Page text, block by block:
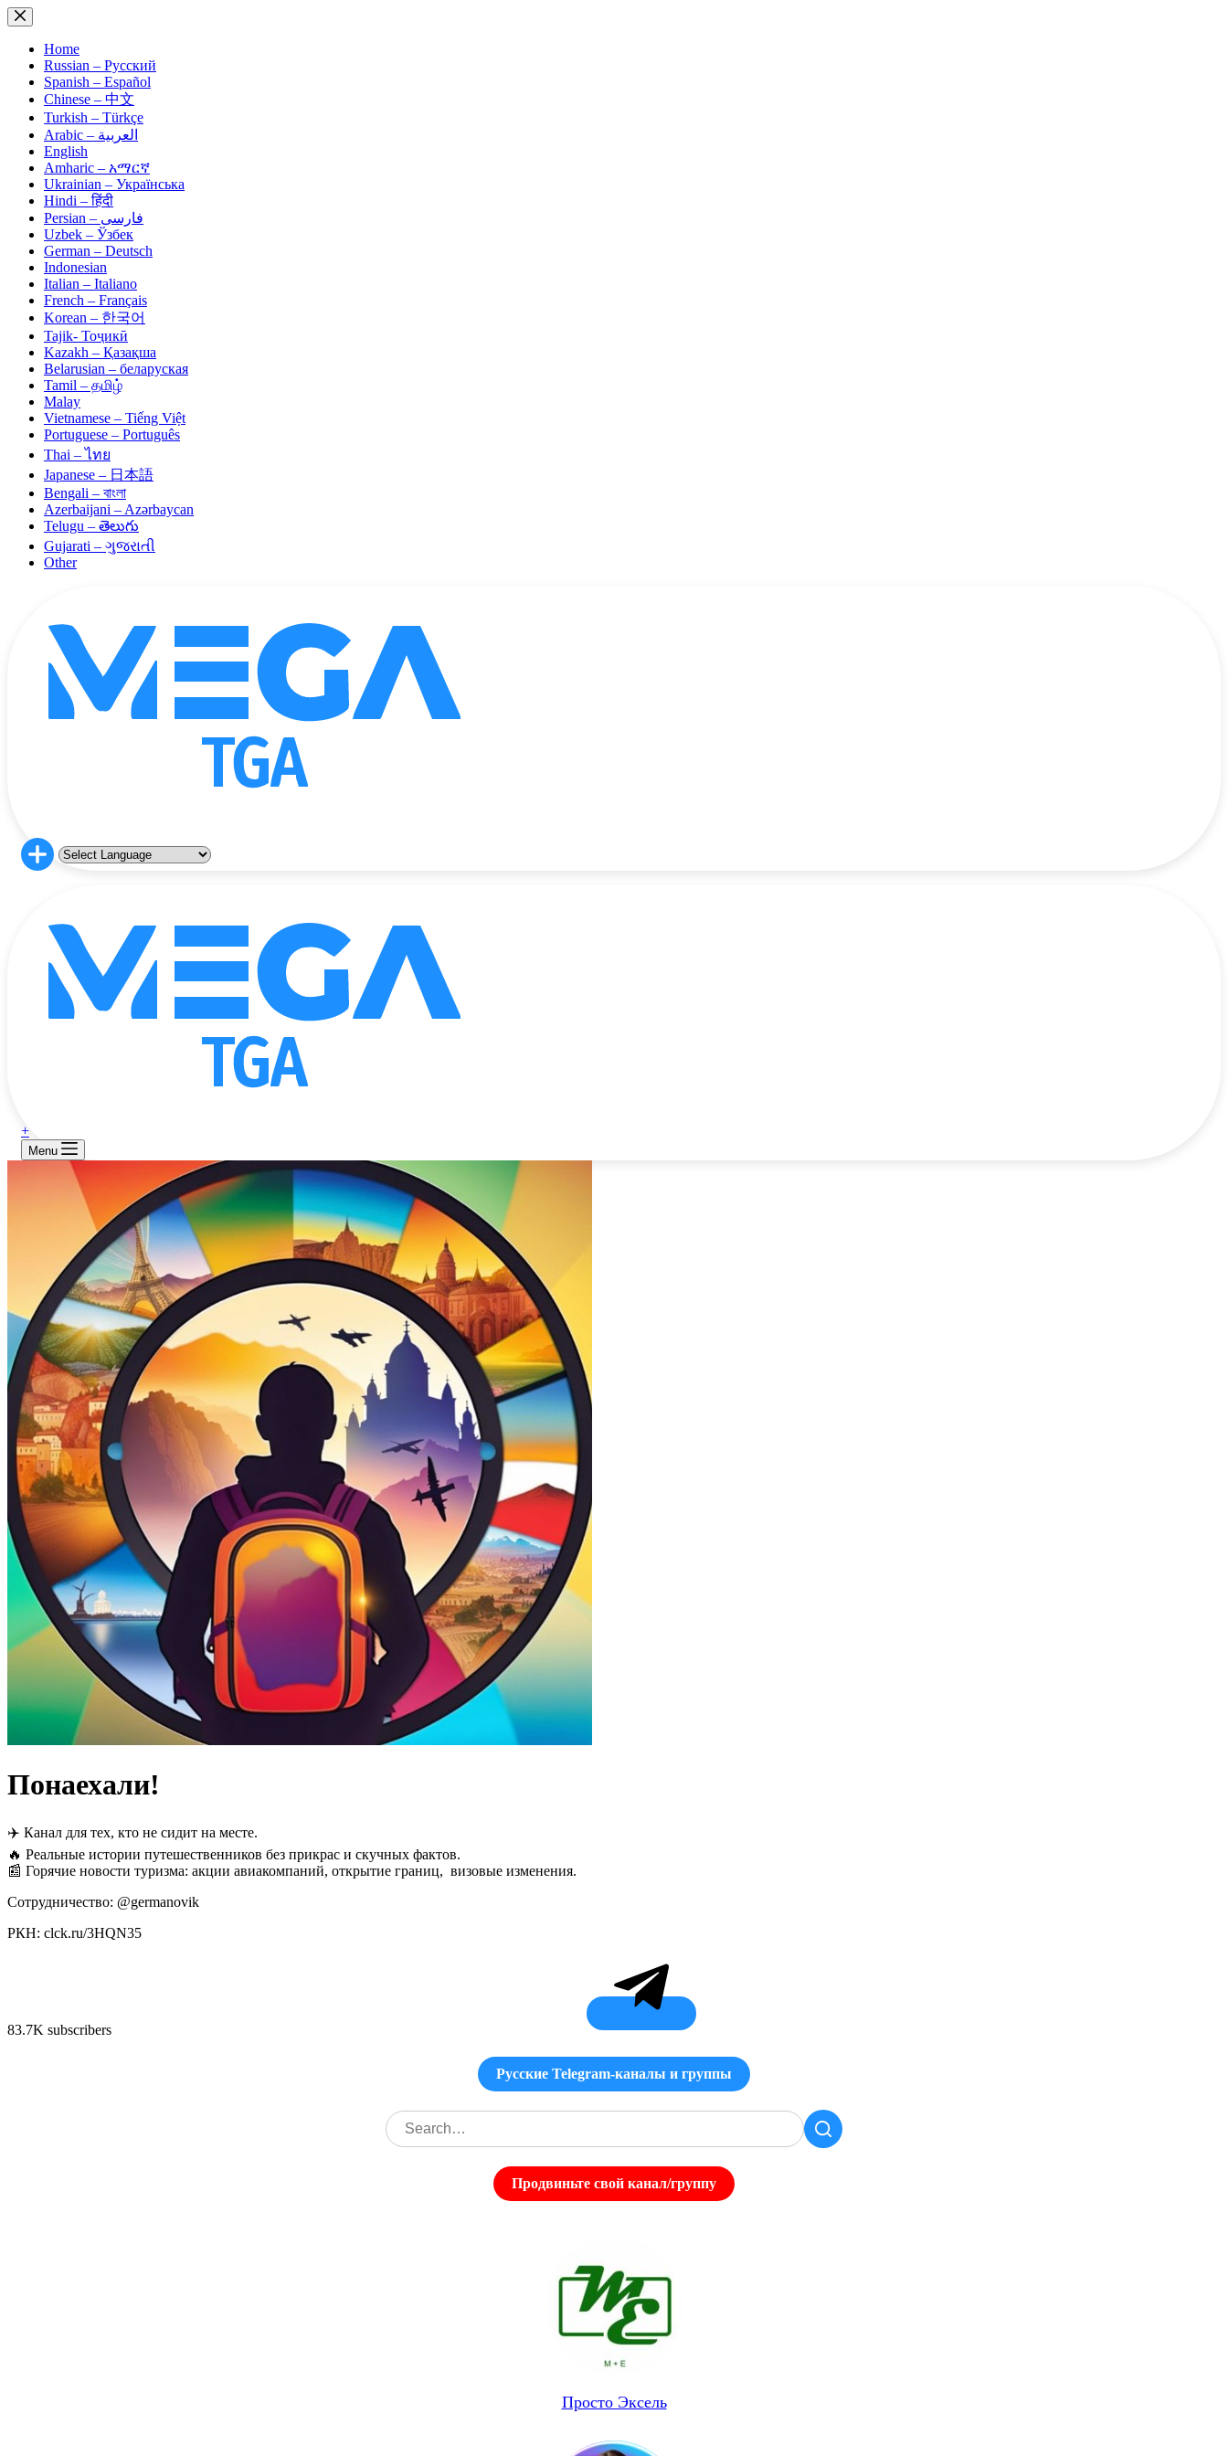
Skip
to
contentHome
Russian – Русский
Spanish – Español
Chinese – 中文
Turkish – Türkçe
Arabic – العربية
English
Amharic – አማርኛ
Ukrainian – Українська
Hindi – हिंदी
Persian – فارسی
Uzbek – Ўзбек
German – Deutsch
Indonesian
Italian – Italiano
French – Français
Korean – 한국어
Tajik- Тоҷикӣ
Kazakh – Қазақша
Belarusian – беларуская
Tamil – தமிழ்
Malay
Vietnamese – Tiếng Việt
Portuguese – Português
Thai – ไทย
Japanese – 日本語
Bengali – বাংলা
Azerbaijani – Azərbaycan
Telugu – తెలుగు
Gujarati – ગુજરાતી
Other
+
Menu
Понаехали!
✈️ Канал для тех, кто не сидит на месте.
🔥 Реальные истории путешественников без прикрас и скучных фактов.
📰 Горячие новости туризма: акции авиакомпаний, открытие границ, визовые изменения.
Сотрудничество: @germanovik
РКН: clck.ru/3HQN35
83.7K subscribers
Русские Telegram-каналы и группы
Продвиньте свой канал/группу
Просто Эксель